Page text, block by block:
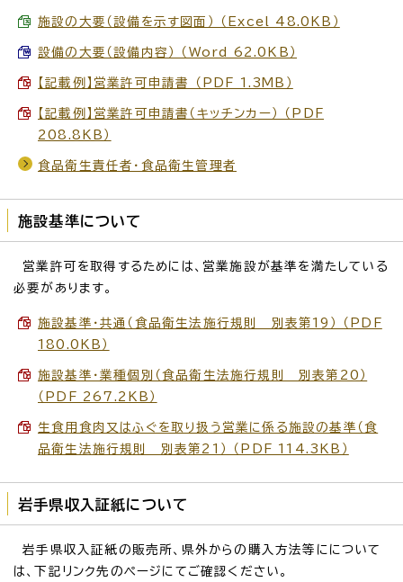
施設の大要（設備を示す図面） （Excel 48.0KB）
設備の大要（設備内容） （Word 62.0KB）
【記載例】営業許可申請書 （PDF 1.3MB）
【記載例】営業許可申請書（キッチンカー） （PDF
208.8KB）
食品衛生責任者・食品衛生管理者
施設基準について
営業許可を取得するためには、営業施設が基準を満たしている
必要があります。
施設基準・共通（食品衛生法施行規則 別表第19） （PDF
180.0KB）
施設基準・業種個別（食品衛生法施行規則 別表第20）
（PDF 267.2KB）
生食用食肉又はふぐを取り扱う営業に係る施設の基準（食
品衛生法施行規則 別表第21） （PDF 114.3KB）
岩手県収入証紙について
岩手県収入証紙の販売所、県外からの購入方法等にについて
は、下記リンク先のページにてご確認ください。